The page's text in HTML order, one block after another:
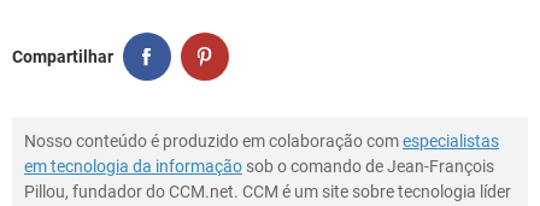
Compartilhar
Nosso conteúdo é produzido em colaboração comespecialistas
em tecnologia da informação sob o comando de Jean-François
Pillou, fundador do CCM.net. CCM é um site sobre tecnologia líder